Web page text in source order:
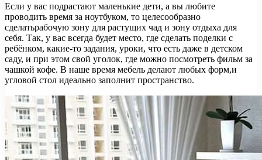
Если у вас подрастают маленькие дети, а вы любите
проводить время за ноутбуком, то целесообразно
сделатьрабочую зону для растущих чад и зону отдыха для
себя. Так, у вас всегда будет место, где сделать поделки с
ребёнком, какие-то задания, уроки, что есть даже в детском
саду, и при этом свой уголок, где можно посмотреть фильм за
чашкой кофе. В наше время мебель делают любых форм,и
угловой стол идеально заполнит пространство.